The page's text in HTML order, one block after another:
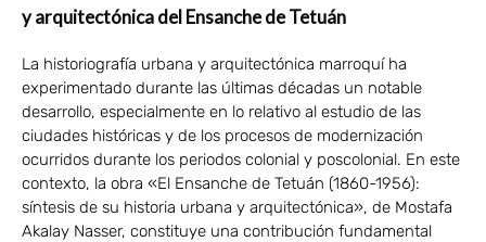
y arquitectónica del Ensanche de Tetuán
La historiografía urbana y arquitectónica marroquí ha
experimentado durante las últimas décadas un notable
desarrollo, especialmente en lo relativo al estudio de las
ciudades históricas y de los procesos de modernización
ocurridos durante los periodos colonial y poscolonial. En este
contexto, la obra «El Ensanche de Tetuán (1860-1956):
síntesis de su historia urbana y arquitectónica», de Mostafa
Akalay Nasser, constituye una contribución fundamental